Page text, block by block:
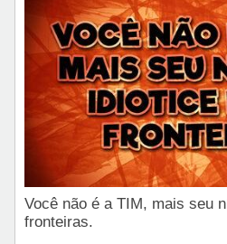
Você não é a TIM, mais seu
fronteiras.